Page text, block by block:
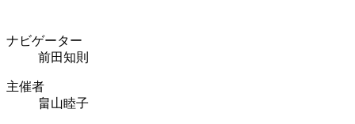
ナビゲーター
前田知則
主催者
畠山睦子